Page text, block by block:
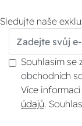
Sledujte naše
Souhlasím se
obchodních
Více
údajů .